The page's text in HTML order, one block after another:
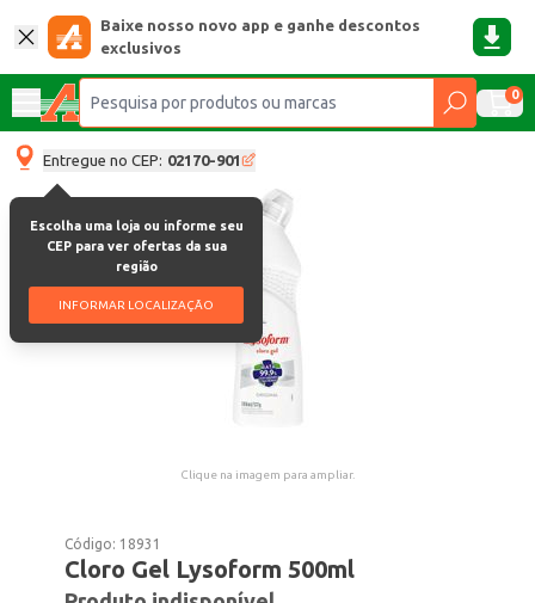
Baixe nosso novo app e ganhe descontos
exclusivos
0
Entregue no CEP: 02170-901
Escolha uma loja ou informe seu
CEP para ver ofertas da sua
região
INFORMAR LOCALIZAÇÃO
Clique na imagem para ampliar.
Código: 18931
Cloro Gel Lysoform 500ml